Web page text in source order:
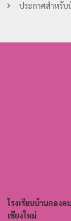
ประกาศสำหรับ
โรงเรียนบ้านกองล
เชียงใหม่